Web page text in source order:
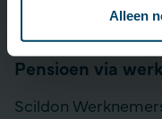
Alleen
Direct Ingaande
Pensioen via
Scildon